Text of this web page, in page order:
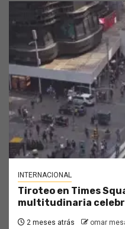
INTERNACIONAL
Tiroteo en Times
multitudinaria
2 meses atrás omar